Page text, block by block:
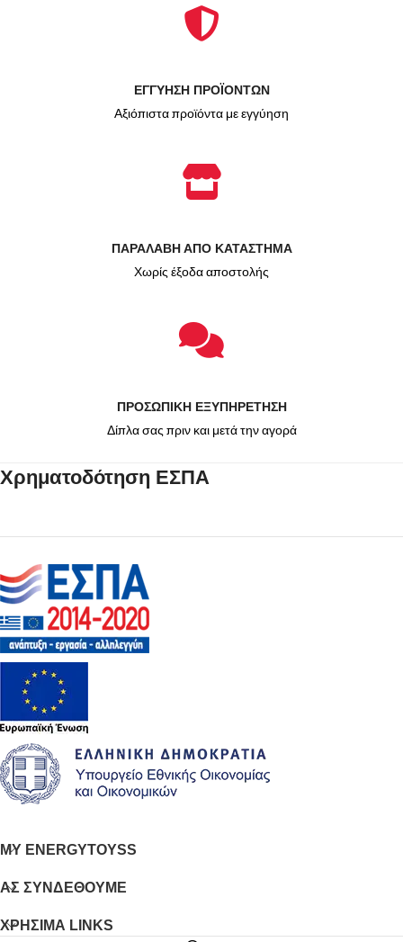
ΕΓΓΥΗΣΗ ΠΡΟΪΟΝΤΩΝ
Αξιόπιστα προϊόντα με εγγύηση
ΠΑΡΑΛΑΒΗ ΑΠΟ ΚΑΤΑΣΤΗΜΑ
Χωρίς έξοδα αποστολής
ΠΡΟΣΩΠΙΚΗ ΕΞΥΠΗΡΕΤΗΣΗ
Δίπλα σας πριν και μετά την αγορά
Χρηματοδότηση ΕΣΠΑ
MY ENERGYTOYSS
ΑΣ ΣΥΝΔΕΘΟΥΜΕ
ΧΡΗΣΙΜΑ LINKS